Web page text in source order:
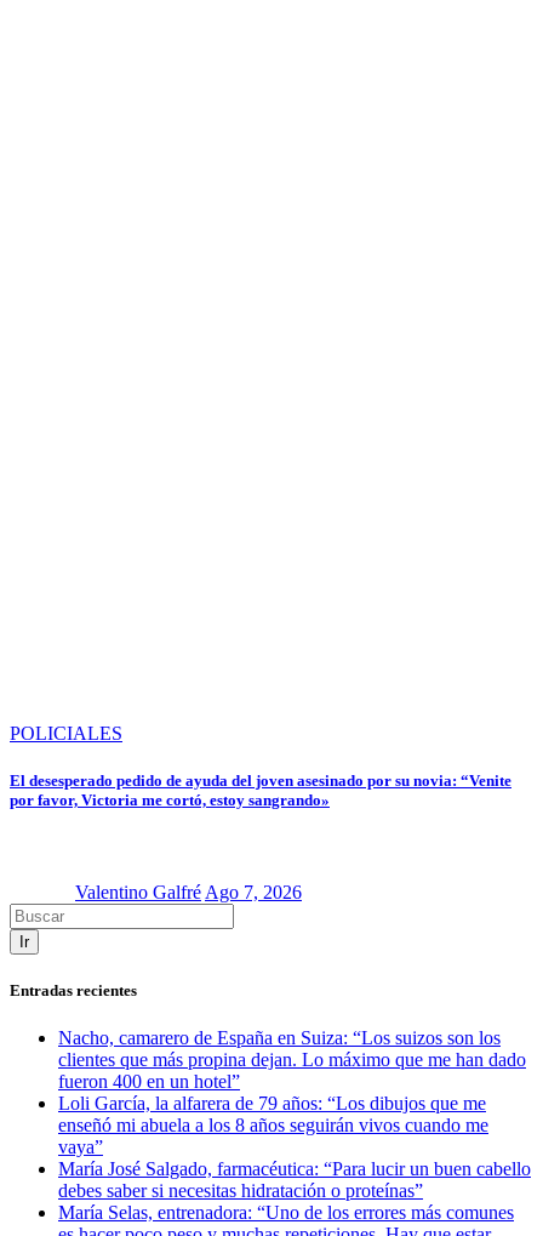
POLICIALES
El desesperado pedido de ayuda del joven asesinado por su novia: “Venite
por favor, Victoria me cortó, estoy sangrando»
Valentino Galfré Ago 7, 2026
Ir
Entradas recientes
Nacho, camarero de España en Suiza: “Los suizos son los
clientes que más propina dejan. Lo máximo que me han dado
fueron 400 en un hotel”
Loli García, la alfarera de 79 años: “Los dibujos que me
enseñó mi abuela a los 8 años seguirán vivos cuando me
vaya”
María José Salgado, farmacéutica: “Para lucir un buen cabello
debes saber si necesitas hidratación o proteínas”
María Selas, entrenadora: “Uno de los errores más comunes